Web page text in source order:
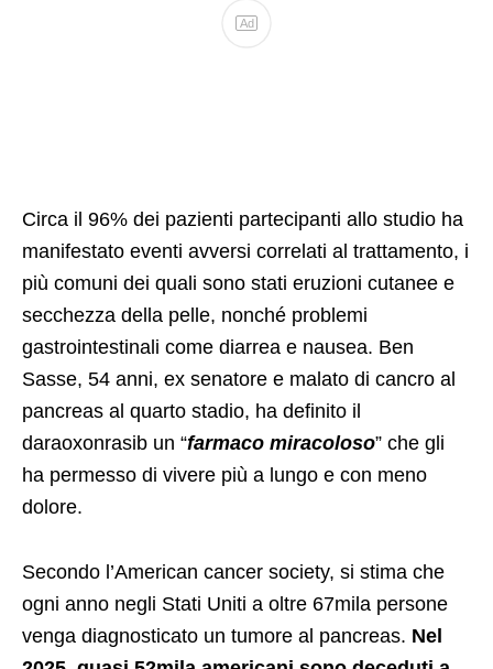
Ad
Circa il 96% dei pazienti partecipanti allo studio ha
manifestato eventi avversi correlati al trattamento, i
più comuni dei quali sono stati eruzioni cutanee e
secchezza della pelle, nonché problemi
gastrointestinali come diarrea e nausea. Ben
Sasse, 54 anni, ex senatore e malato di cancro al
pancreas al quarto stadio, ha definito il
daraoxonrasib un “farmaco miracoloso” che gli
ha permesso di vivere più a lungo e con meno
dolore.
Secondo l’American cancer society, si stima che
ogni anno negli Stati Uniti a oltre 67mila persone
venga diagnosticato un tumore al pancreas. Nel